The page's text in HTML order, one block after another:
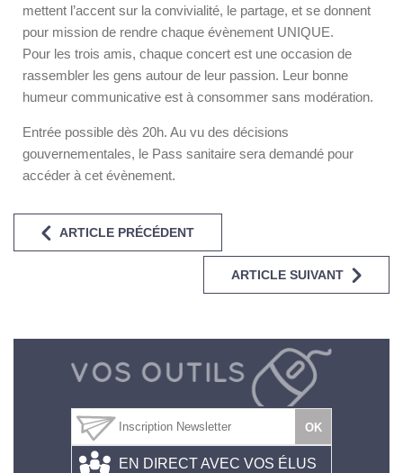
mettent l’accent sur la convivialité, le partage, et se donnent
pour mission de rendre chaque évènement UNIQUE.
Pour les trois amis, chaque concert est une occasion de
rassembler les gens autour de leur passion. Leur bonne
humeur communicative est à consommer sans modération.
Entrée possible dès 20h. Au vu des décisions
gouvernementales, le Pass sanitaire sera demandé pour
accéder à cet évènement.
ARTICLE PRÉCÉDENT
ARTICLE SUIVANT
EN DIRECT AVEC VOS ÉLUS